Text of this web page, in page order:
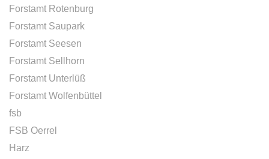
Forstamt Rotenburg
Forstamt Saupark
Forstamt Seesen
Forstamt Sellhorn
Forstamt Unterlüß
Forstamt Wolfenbüttel
fsb
FSB Oerrel
Harz